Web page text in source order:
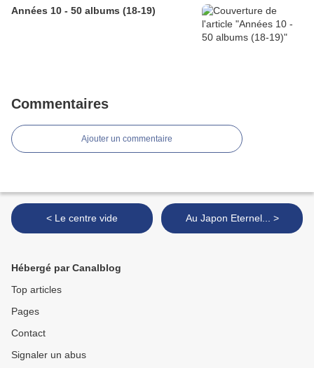
Années 10 - 50 albums (18-19)
Commentaires
Ajouter un commentaire
< Le centre vide Au Japon Eternel... >
Hébergé par Canalblog
Top articles
Pages
Contact
Signaler un abus